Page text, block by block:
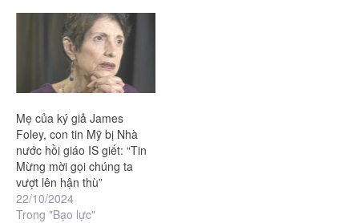
Mẹ của ký giả James
Foley, con tin Mỹ bị Nhà
nước hồi giáo IS giết: “Tin
Mừng mời gọi chúng ta
vượt lên hận thù”
22/10/2024
Trong "Bạo lực"